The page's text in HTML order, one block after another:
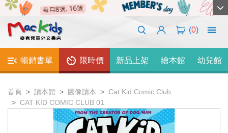
(0)
暢銷書單 限時價 新品上架 繪本館 幼兒館
首頁 讀本館 圖像讀本
Cat Kid Comic Club
CAT KID COMIC CLUB 01